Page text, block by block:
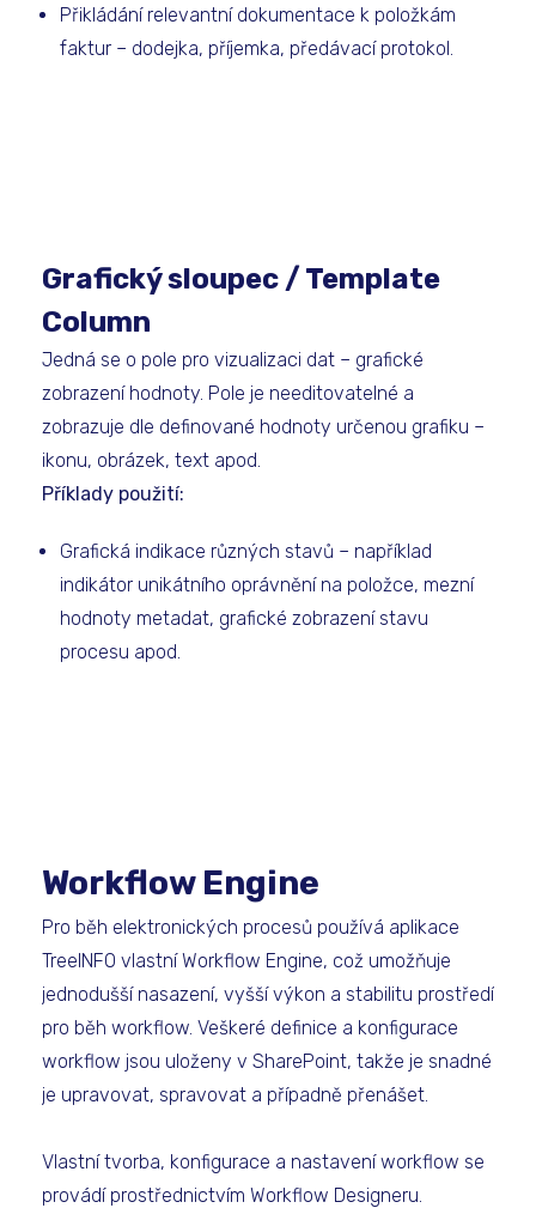
Přikládání relevantní dokumentace k položkám
faktur – dodejka, příjemka, předávací protokol.
Grafický sloupec / Template
Column
Jedná se o pole pro vizualizaci dat – grafické
zobrazení hodnoty. Pole je needitovatelné a
zobrazuje dle definované hodnoty určenou grafiku –
ikonu, obrázek, text apod.
Příklady použití:
Grafická indikace různých stavů – například
indikátor unikátního oprávnění na položce, mezní
hodnoty metadat, grafické zobrazení stavu
procesu apod.
Workflow Engine
Pro běh elektronických procesů používá aplikace
TreeINFO vlastní Workflow Engine, což umožňuje
jednodušší nasazení, vyšší výkon a stabilitu prostředí
pro běh workflow. Veškeré definice a konfigurace
workflow jsou uloženy v SharePoint, takže je snadné
je upravovat, spravovat a případně přenášet.
Vlastní tvorba, konfigurace a nastavení workflow se
provádí prostřednictvím Workflow Designeru.